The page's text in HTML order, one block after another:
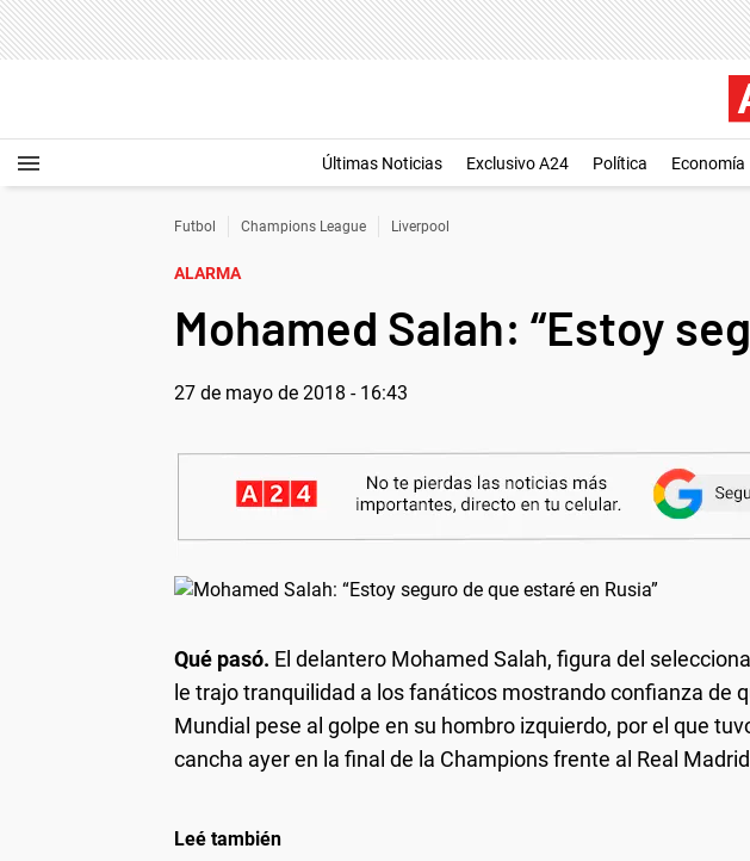
Últimas Noticias Exclusivo A24 Política Economía
Futbol Champions League Liverpool
ALARMA
Mohamed Salah: “Estoy
27 de mayo de 2018 - 16:43
Qué pasó. El delantero Mohamed Salah, figura del
le trajo tranquilidad a los fanáticos mostrando confianza de
Mundial pese al golpe en su hombro izquierdo, por el que
cancha ayer en la final de la Champions frente al Real
Leé también